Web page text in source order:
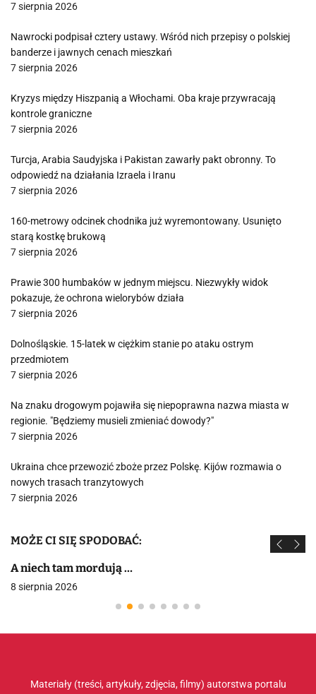
7 sierpnia 2026
Nawrocki podpisał cztery ustawy. Wśród nich przepisy o polskiej
banderze i jawnych cenach mieszkań
7 sierpnia 2026
Kryzys między Hiszpanią a Włochami. Oba kraje przywracają
kontrole graniczne
7 sierpnia 2026
Turcja, Arabia Saudyjska i Pakistan zawarły pakt obronny. To
odpowiedź na działania Izraela i Iranu
7 sierpnia 2026
160-metrowy odcinek chodnika już wyremontowany. Usunięto
starą kostkę brukową
7 sierpnia 2026
Prawie 300 humbaków w jednym miejscu. Niezwykły widok
pokazuje, że ochrona wielorybów działa
7 sierpnia 2026
Dolnośląskie. 15-latek w ciężkim stanie po ataku ostrym
przedmiotem
7 sierpnia 2026
Na znaku drogowym pojawiła się niepoprawna nazwa miasta w
regionie. "Będziemy musieli zmieniać dowody?"
7 sierpnia 2026
Ukraina chce przewozić zboże przez Polskę. Kijów rozmawia o
nowych trasach tranzytowych
7 sierpnia 2026
MOŻE CI SIĘ SPODOBAĆ:
A niech tam mordują …
8 sierpnia 2026
Materiały (treści, artykuły, zdjęcia, filmy) autorstwa portalu